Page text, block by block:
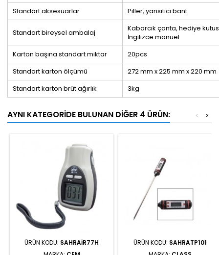
Standart aksesuarlar
Piller, yansıtıcı bant
Standart bireysel ambalaj
Kabarcık çanta, hediye
İngilizce manuel
Karton başına standart miktar
20pcs
Standart karton ölçümü
272 mm x 225 mm x 220 mm
Standart karton brüt ağırlık
3kg
AYNI KATEGORIDE BULUNAN DIĞER 4 ÜRÜN: >
<
ÜRÜN KODU: SAHRAIR77H
ÜRÜN KODU: SAHRATP101